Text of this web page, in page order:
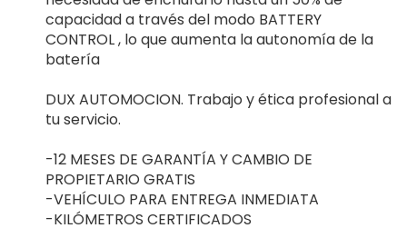
capacidad a través del modo BATTERY
CONTROL , lo que aumenta la autonomía de la
batería
DUX AUTOMOCION. Trabajo y ética profesional a
tu servicio.
-12 MESES DE GARANTÍA Y CAMBIO DE
PROPIETARIO GRATIS
-VEHÍCULO PARA ENTREGA INMEDIATA
-KILÓMETROS CERTIFICADOS